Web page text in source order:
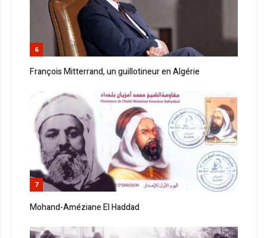
6
François Mitterrand, un guillotineur en Algérie
7
Mohand-Améziane El Haddad